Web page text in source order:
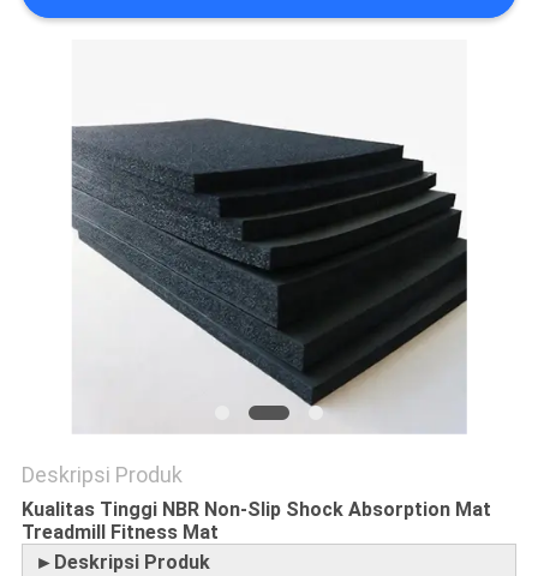
Deskripsi Produk
Kualitas Tinggi NBR Non-Slip Shock Absorption Mat
Treadmill Fitness Mat
►Deskripsi Produk